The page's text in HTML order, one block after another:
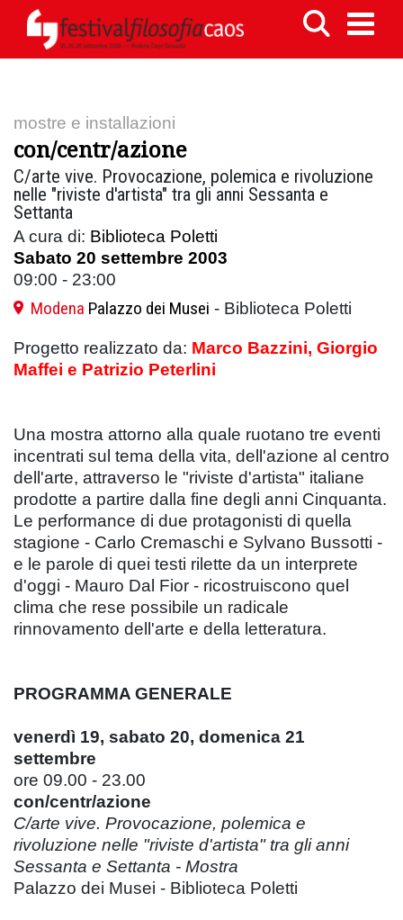
mostre e installazioni
con/centr/azione
C/arte vive. Provocazione, polemica e rivoluzione
nelle "riviste d'artista" tra gli anni Sessanta e
Settanta
A cura di: Biblioteca Poletti
Sabato 20 settembre 2003
09:00 - 23:00
Modena Palazzo dei Musei - Biblioteca Poletti
Progetto realizzato da: Marco Bazzini, Giorgio
Maffei e Patrizio Peterlini
Una mostra attorno alla quale ruotano tre eventi
incentrati sul tema della vita, dell'azione al centro
dell'arte, attraverso le "riviste d'artista" italiane
prodotte a partire dalla fine degli anni Cinquanta.
Le performance di due protagonisti di quella
stagione - Carlo Cremaschi e Sylvano Bussotti -
e le parole di quei testi rilette da un interprete
d'oggi - Mauro Dal Fior - ricostruiscono quel
clima che rese possibile un radicale
rinnovamento dell'arte e della letteratura.
PROGRAMMA GENERALE
venerdì 19, sabato 20, domenica 21
settembre
ore 09.00 - 23.00
con/centr/azione
C/arte vive. Provocazione, polemica e
rivoluzione nelle "riviste d'artista" tra gli anni
Sessanta e Settanta - Mostra
Palazzo dei Musei - Biblioteca Poletti